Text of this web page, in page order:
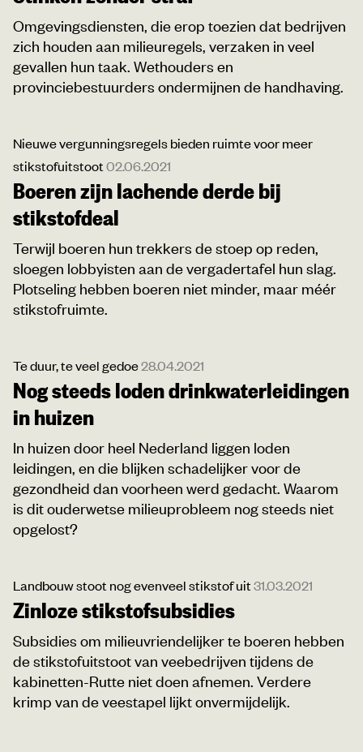
Omgevingsdiensten, die erop toezien dat bedrijven
zich houden aan milieuregels, verzaken in veel
gevallen hun taak. Wethouders en
provinciebestuurders ondermijnen de handhaving.
Nieuwe vergunningsregels bieden ruimte voor meer
stikstofuitstoot02.06.2021
Boeren zijn lachende derde bij
stikstofdeal
Terwijl boeren hun trekkers de stoep op reden,
sloegen lobbyisten aan de vergadertafel hun slag.
Plotseling hebben boeren niet minder, maar méér
stikstofruimte.
Te duur, te veel gedoe28.04.2021
Nog steeds loden drinkwaterleidingen
in huizen
In huizen door heel Nederland liggen loden
leidingen, en die blijken schadelijker voor de
gezondheid dan voorheen werd gedacht. Waarom
is dit ouderwetse milieuprobleem nog steeds niet
opgelost?
Landbouw stoot nog evenveel stikstof uit31.03.2021
Zinloze stikstofsubsidies
Subsidies om milieuvriendelijker te boeren hebben
de stikstofuitstoot van veebedrijven tijdens de
kabinetten-Rutte niet doen afnemen. Verdere
krimp van de veestapel lijkt onvermijdelijk.